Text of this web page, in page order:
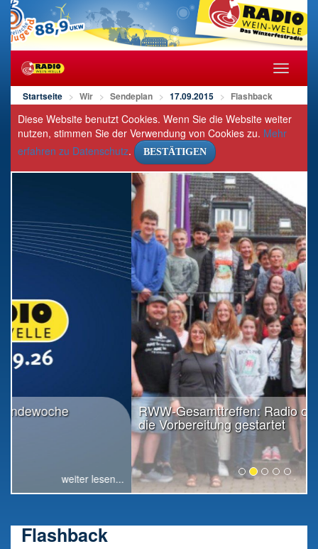
öffnen/
Startseite Wir Sendeplan 17.09.2015 Flashback
Diese Website benutzt Cookies. Wenn Sie die Website weiter
nutzen, stimmen Sie der Verwendung von Cookies zu. Mehr
erfahren zu Datenschutz. BESTÄTIGEN
RWW-Gesamttreffen: Radio offiziell in
die Vorbereitung gestartet
weiter lesen...
Flashback